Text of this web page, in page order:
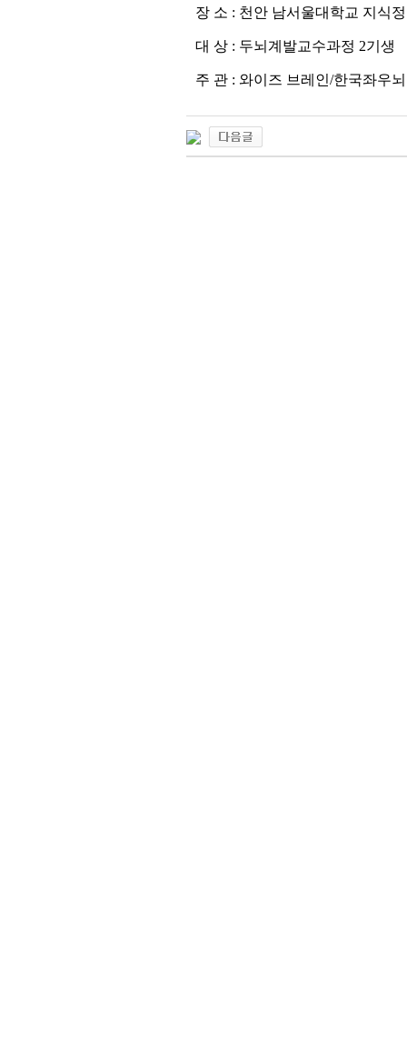
장 소 : 천안 남서울대학교 지식
대 상 : 두뇌계발교수과정 2기생
주 관 : 와이즈 브레인/한국좌우